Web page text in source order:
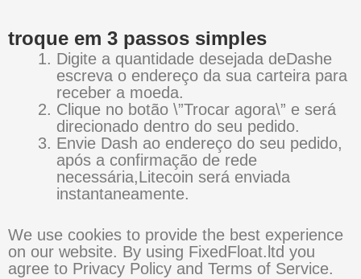
troque em 3 passos simples
Digite a quantidade desejada deDashe
escreva o endereço da sua carteira para
receber a moeda.
Clique no botão \”Trocar agora\” e será
direcionado dentro do seu pedido.
Envie Dash ao endereço do seu pedido,
após a confirmação de rede
necessária,Litecoin será enviada
instantaneamente.
We use cookies to provide the best experience
on our website. By using FixedFloat.ltd you
agree to Privacy Policy and Terms of Service.